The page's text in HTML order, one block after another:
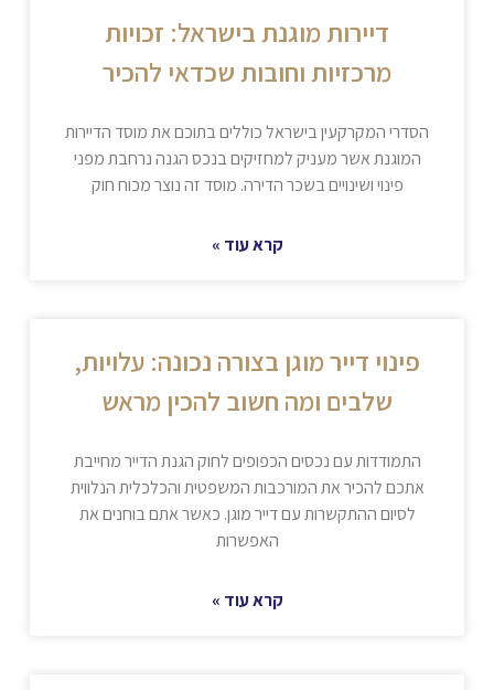
דיירות מוגנת בישראל: זכויות
מרכזיות וחובות שכדאי להכיר
הסדרי המקרקעין בישראל כוללים בתוכם את מוסד הדיירות
המוגנת אשר מעניק למחזיקים בנכס הגנה נרחבת מפני
פינוי ושינויים בשכר הדירה. מוסד זה נוצר מכוח חוק
קרא עוד »
פינוי דייר מוגן בצורה נכונה: עלויות,
שלבים ומה חשוב להכין מראש
התמודדות עם נכסים הכפופים לחוק הגנת הדייר מחייבת
אתכם להכיר את המורכבות המשפטית והכלכלית הנלווית
לסיום ההתקשרות עם דייר מוגן. כאשר אתם בוחנים את
האפשרות
קרא עוד »